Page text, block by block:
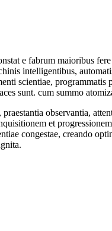
e fabrum maioribus
intelligentibus,
scientiae, programmatis
sunt. cum summo
observantia,
et
congestae, creando